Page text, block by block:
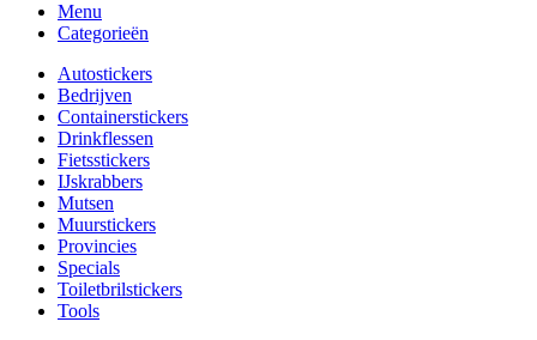
Menu
Categorieën
Autostickers
Bedrijven
Containerstickers
Drinkflessen
Fietsstickers
IJskrabbers
Mutsen
Muurstickers
Provincies
Specials
Toiletbrilstickers
Tools